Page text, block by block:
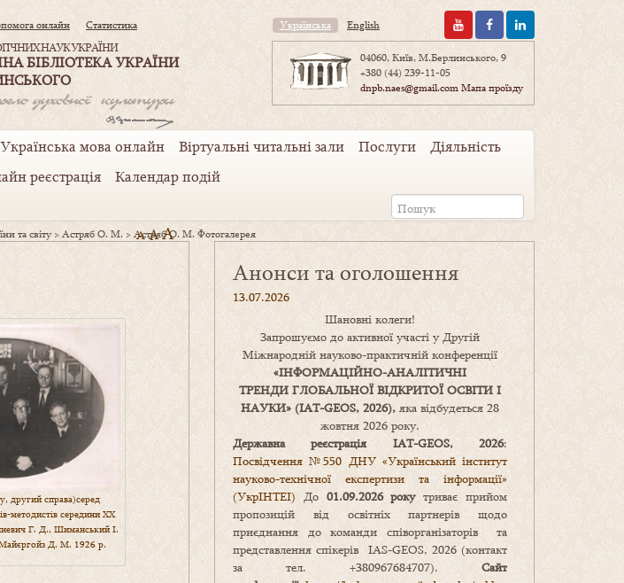
онлайн Статистика
НАУК УКРАЇНИ
БІБЛІОТЕКА УКРАЇНИ
Українська English
04060, Київ, М.Берлинського, 9
+380 (44) 239-11-05
dnpb.naes@gmail.comМапа проїзду
Українська мова онлайн Віртуальні читальні зали Послуги
Діяльність
реєстрація Календар подій
та світу >Астряб О. М. >Астряб О. М. Фотогалерея
A AA
другий справа)серед
методистів середини XX
Г. Д., Шиманський І.
Д. М. 1926 р.
Анонси та оголошення
13.07.2026
Шановні колеги!
Запрошуємо до активної участі у Другій
Міжнародній науково-практичній конференції
«ІНФОРМАЦІЙНО-АНАЛІТИЧНІ
ТРЕНДИ ГЛОБАЛЬНОЇ ВІДКРИТОЇ ОСВІТИ І
НАУКИ» (IAT-GEOS, 2026), яка відбудеться 28
жовтня 2026 року.
Державна реєстрація IAT-GEOS, 2026:
Посвідчення №550 ДНУ «Український інститут
науково-технічної експертизи та інформації»
(УкрІНТЕІ) До 01.09.2026 рокутриває прийом
пропозицій від освітніх партнерів щодо
приєднання до команди співорганізаторів та
представлення спікерів IAS-GEOS, 2026 (контакт
за тел. +380967684707). Сайт